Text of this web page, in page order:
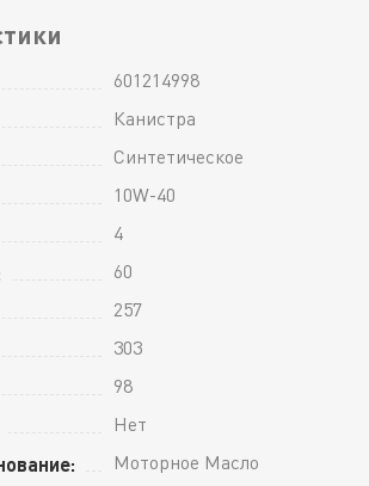
601214998
Канистра
Синтетическое
10W-40
4
60
257
303
98
Нет
Моторное Масло